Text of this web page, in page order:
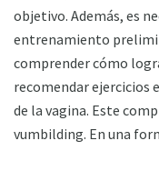
objetivo. Además, es
entrenamiento
comprender cómo
recomendar ejercicios
de la vagina. Este
vumbilding. En una